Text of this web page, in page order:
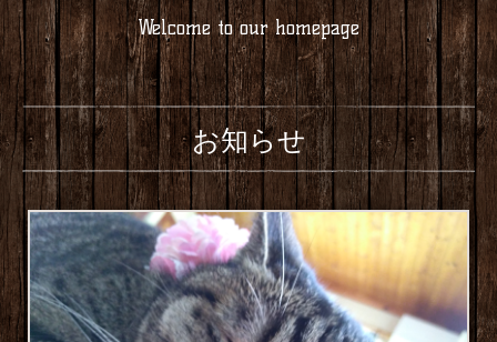
Welcome to our homepage
お知らせ